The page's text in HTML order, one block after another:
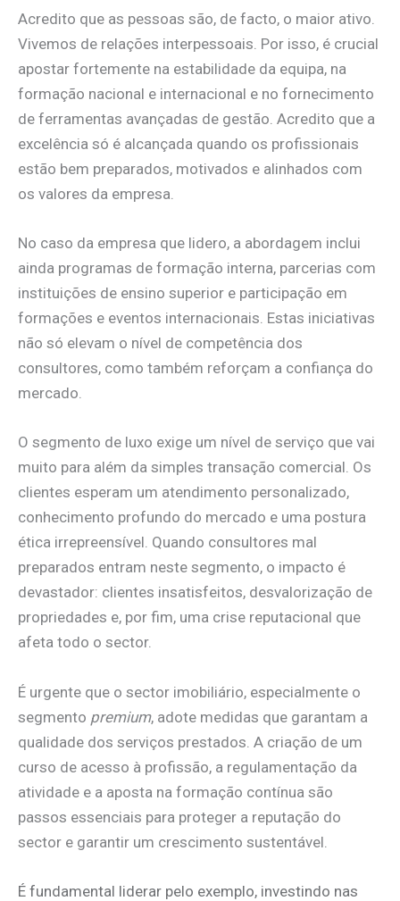
Acredito que as pessoas são, de facto, o maior ativo.
Vivemos de relações interpessoais. Por isso, é crucial
apostar fortemente na estabilidade da equipa, na
formação nacional e internacional e no fornecimento
de ferramentas avançadas de gestão. Acredito que a
excelência só é alcançada quando os profissionais
estão bem preparados, motivados e alinhados com
os valores da empresa.
No caso da empresa que lidero, a abordagem inclui
ainda programas de formação interna, parcerias com
instituições de ensino superior e participação em
formações e eventos internacionais. Estas iniciativas
não só elevam o nível de competência dos
consultores, como também reforçam a confiança do
mercado.
O segmento de luxo exige um nível de serviço que vai
muito para além da simples transação comercial. Os
clientes esperam um atendimento personalizado,
conhecimento profundo do mercado e uma postura
ética irrepreensível. Quando consultores mal
preparados entram neste segmento, o impacto é
devastador: clientes insatisfeitos, desvalorização de
propriedades e, por fim, uma crise reputacional que
afeta todo o sector.
É urgente que o sector imobiliário, especialmente o
segmento premium, adote medidas que garantam a
qualidade dos serviços prestados. A criação de um
curso de acesso à profissão, a regulamentação da
atividade e a aposta na formação contínua são
passos essenciais para proteger a reputação do
sector e garantir um crescimento sustentável.
É fundamental liderar pelo exemplo, investindo nas